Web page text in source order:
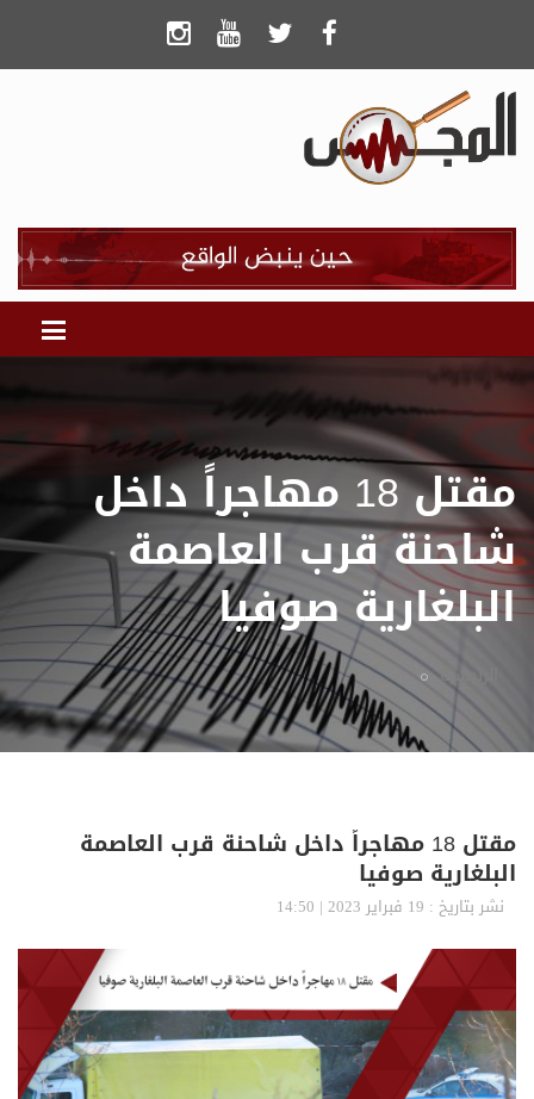
مقتل 18 مهاجراً داخل
شاحنة قرب العاصمة
البلغارية صوفيا
الرئيسية
مقتل 18 مهاجراً داخل شاحنة قرب العاصمة
البلغارية صوفيا
نشر بتاريخ : 19 فبراير 2023 | 14:50